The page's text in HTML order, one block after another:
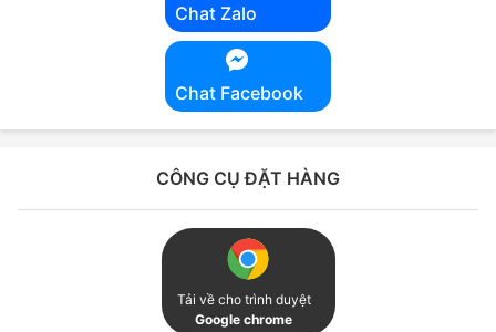
Chat Zalo
Chat Facebook
CÔNG CỤ ĐẶT HÀNG
Tải về cho trình duyệt
Google chrome